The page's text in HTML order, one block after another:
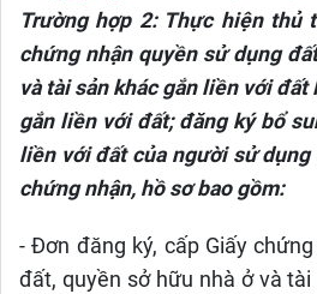
Trường hợp 2: Thực hiện thủ
chứng nhận quyền sử dụng
và tài sản khác gắn liền với
gắn liền với đất; đăng ký bổ
liền với đất của người sử dụng
chứng nhận, hồ sơ bao gồm:
- Đơn đăng ký, cấp Giấy
đất, quyền sở hữu nhà ở và